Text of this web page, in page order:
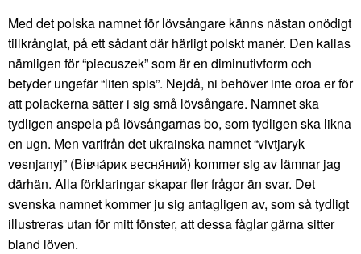
Med det polska namnet för lövsångare känns nästan onödigt
tillkrånglat, på ett sådant där härligt polskt manér. Den kallas
nämligen för “piecuszek” som är en diminutivform och
betyder ungefär “liten spis”. Nejdå, ni behöver inte oroa er för
att polackerna sätter i sig små lövsångare. Namnet ska
tydligen anspela på lövsångarnas bo, som tydligen ska likna
en ugn. Men varifrån det ukrainska namnet “vivtjaryk
vesnjanyj” (Вівча́рик весня́ний) kommer sig av lämnar jag
därhän. Alla förklaringar skapar fler frågor än svar. Det
svenska namnet kommer ju sig antagligen av, som så tydligt
illustreras utan för mitt fönster, att dessa fåglar gärna sitter
bland löven.